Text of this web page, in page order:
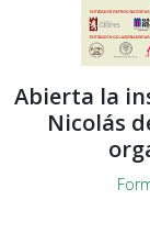
Abierta la
Nicolás